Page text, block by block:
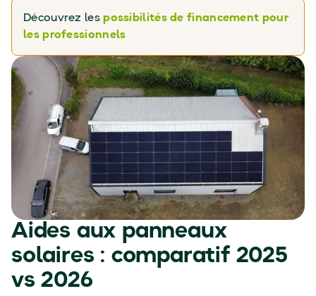
Découvrez lespossibilités de financement pour
les professionnels
Aides aux panneaux
solaires : comparatif 2025
vs 2026